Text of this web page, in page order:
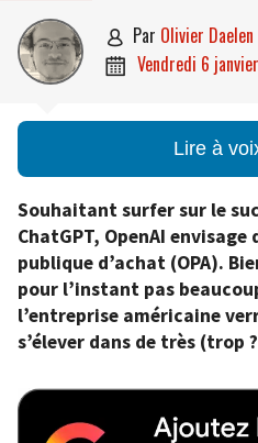
 par Olivier Daelen
 vendredi 6
Lire à
Souhaitant surfer sur le
ChatGPT, OpenAI
publique d’achat (OPA).
pour l’instant pas
l’entreprise américaine
s’élever dans de très (trop